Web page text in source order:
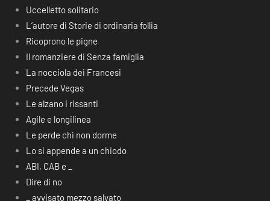
Uccelletto solitario
L’autore di Storie di ordinaria follia
Ricoprono le pigne
Il romanziere di Senza famiglia
La nocciola dei Francesi
Precede Vegas
Le alzano i rissanti
Agile e longilinea
Le perde chi non dorme
Lo si appende a un chiodo
ABI, CAB e _
Dire di no
_ avvisato mezzo salvato